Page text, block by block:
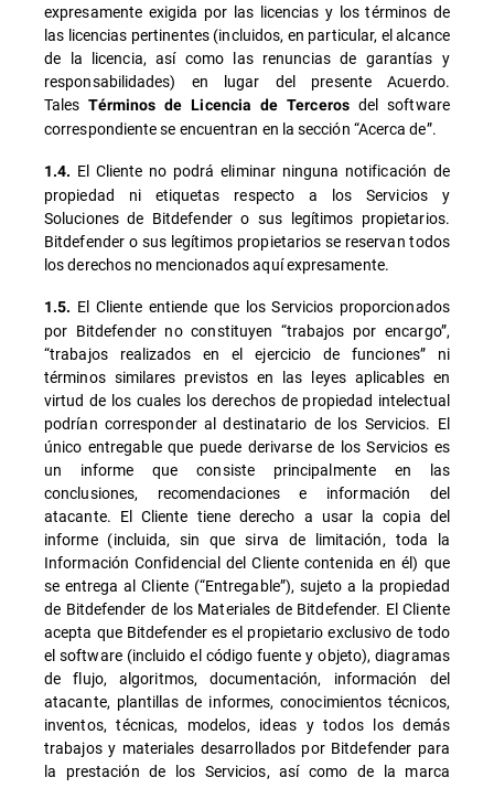
expresamente exigida por las licencias y los términos de
las licencias pertinentes (incluidos, en particular, el alcance
de la licencia, así como las renuncias de garantías y
responsabilidades) en lugar del presente Acuerdo.
TalesTérminos de Licencia de Tercerosdel software
correspondiente se encuentran en la sección “Acerca de”.
1.4. El Cliente no podrá eliminar ninguna notificación de
propiedad ni etiquetas respecto a los Servicios y
Soluciones de Bitdefender o sus legítimos propietarios.
Bitdefender o sus legítimos propietarios se reservan todos
los derechos no mencionados aquí expresamente.
1.5. El Cliente entiende que los Servicios proporcionados
por Bitdefender no constituyen “trabajos por encargo”,
“trabajos realizados en el ejercicio de funciones” ni
términos similares previstos en las leyes aplicables en
virtud de los cuales los derechos de propiedad intelectual
podrían corresponder al destinatario de los Servicios. El
único entregable que puede derivarse de los Servicios es
un informe que consiste principalmente en las
conclusiones, recomendaciones e información del
atacante. El Cliente tiene derecho a usar la copia del
informe (incluida, sin que sirva de limitación, toda la
Información Confidencial del Cliente contenida en él) que
se entrega al Cliente (“Entregable”), sujeto a la propiedad
de Bitdefender de los Materiales de Bitdefender. El Cliente
acepta que Bitdefender es el propietario exclusivo de todo
el software (incluido el código fuente y objeto), diagramas
de flujo, algoritmos, documentación, información del
atacante, plantillas de informes, conocimientos técnicos,
inventos, técnicas, modelos, ideas y todos los demás
trabajos y materiales desarrollados por Bitdefender para
la prestación de los Servicios, así como de la marca